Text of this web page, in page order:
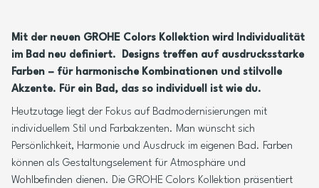
Mit der neuen GROHE Colors Kollektion wird Individualität
im Bad neu definiert. Designs treffen auf ausdrucksstarke
Farben – für harmonische Kombinationen und stilvolle
Akzente. Für ein Bad, das so individuell ist wie du.
Heutzutage liegt der Fokus auf Badmodernisierungen mit
individuellem Stil und Farbakzenten. Man wünscht sich
Persönlichkeit, Harmonie und Ausdruck im eigenen Bad. Farben
können als Gestaltungselement für Atmosphäre und
Wohlbefinden dienen. Die GROHE Colors Kollektion präsentiert